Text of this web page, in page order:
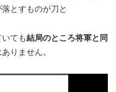
とすものが刀と
ても結局のところ将軍と同
りません。